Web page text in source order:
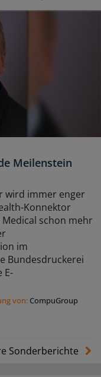
Meilenstein
wird immer enger
Konnektor
schon mehr
im
Bundesdruckerei
E-
von: CompuGroup
Sonderberichte